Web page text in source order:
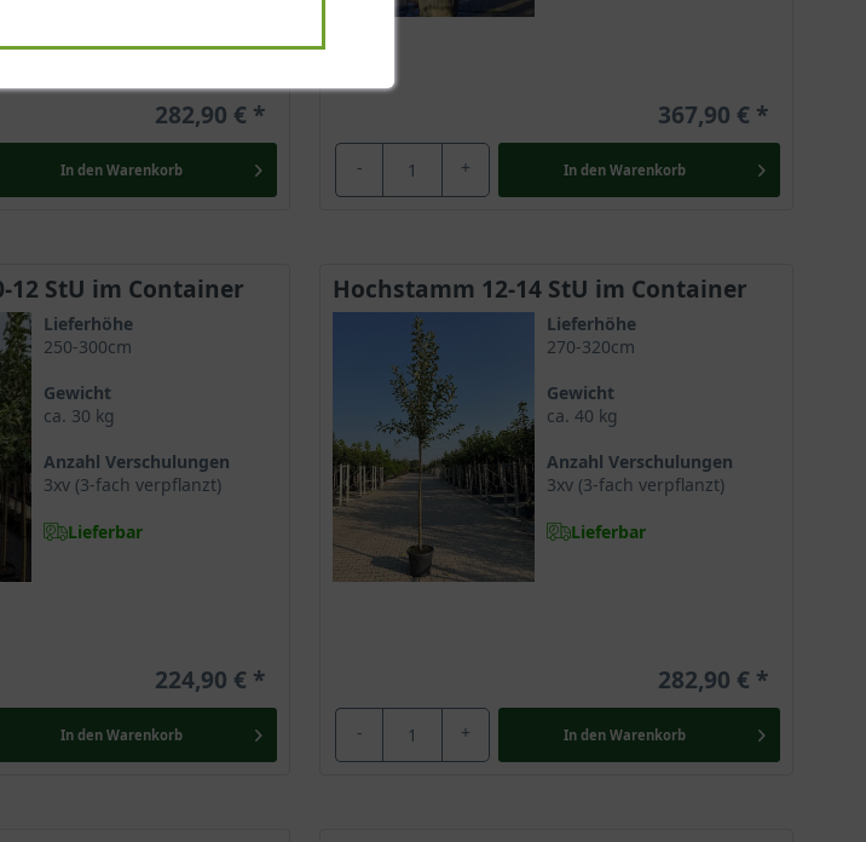
282,90 €
In den Warenkorb
367,90 €
- + In den Warenkorb
12 StU im Container
Lieferhöhe
250-300cm
Gewicht
ca. 30 kg
Anzahl Verschulungen
3xv (3-fach verpflanzt)
Lieferbar
224,90 €
In den Warenkorb
Hochstamm 12-14 StU im Container
Lieferhöhe
270-320cm
Gewicht
ca. 40 kg
Anzahl Verschulungen
3xv (3-fach verpflanzt)
Lieferbar
282,90 €
- + In den Warenkorb